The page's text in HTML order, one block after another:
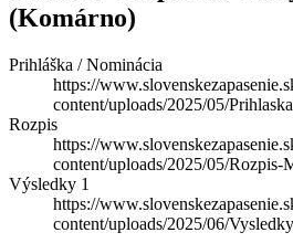
(Komárno)
Prihláška / Nominácia
https://
content/uploads/2025/05/
Rozpis
https://
content/uploads/2025/05/Rozpis-
Výsledky 1
https://
content/uploads/2025/06/